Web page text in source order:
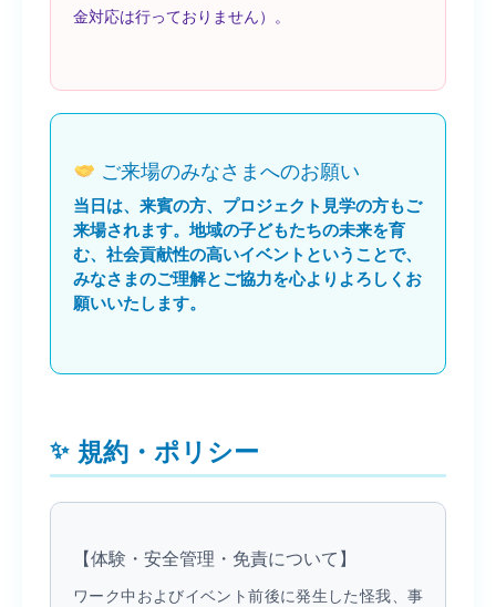
金対応は行っておりません）。
ご来場のみなさまへのお願い
当日は、来賓の方、プロジェクト見学の方もご
来場されます。地域の子どもたちの未来を育
む、社会貢献性の高いイベントということで、
みなさまのご理解とご協力を心よりよろしくお
願いいたします。
規約・ポリシー
【体験・安全管理・免責について】
ワーク中およびイベント前後に発生した怪我、事